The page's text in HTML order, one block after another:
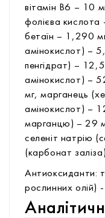
вітамін В6 – 10
фолієва
бетаїн – 1,290
амінокислот) –
пенгідрат) –
амінокислот) –
мг, марганець
амінокислот) –
марганцю) – 29
селеніт натрію
(карбонат
Антиоксиданти:
рослинних олій)